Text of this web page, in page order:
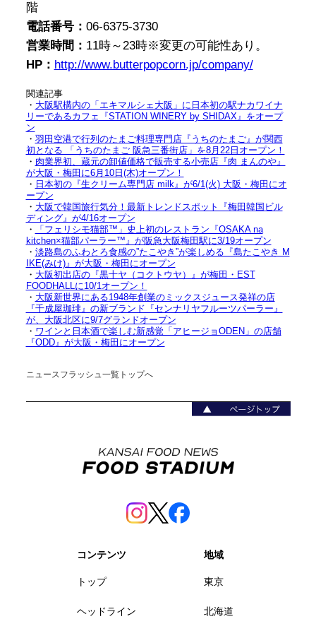
階
電話番号： 06-6375-3730
営業時間： 11時～23時※変更の可能性あり。
HP： http://www.butterpopcorn.jp/company/
関連記事
・ 大阪駅構内の「エキマルシェ大阪」に日本初の駅ナカワイナ
リーであるカフェ『STATION WINERY by SHIDAX』をオープ
ン
・ 羽田空港で行列のたまご料理専門店『うちのたまご』が関西
初となる 「うちのたまご 阪急三番街店」を8月22日オープン！
・ 肉業界初、蔵元の卸値価格で販売する小売店『肉 まんのや』
が大阪・梅田に6月10日(木)オープン！
・ 日本初の『生クリーム専門店 milk』が6/1(火) 大阪・梅田にオ
ープン
・ 大阪で韓国旅行気分！最新トレンドスポット『梅田韓国ビル
ディング』が4/16オープン
・
「フェリシモ猫部™」史上初のレストラン『OSAKA na
kitchen×猫部パーラー™』が阪急大阪梅田駅に3/19オープン
・ 淡路島のふわとろ食感の”たこやき”が楽しめる『島たこやき M
IKE(みけ)』が大阪・梅田にオープン
・ 大阪初出店の『黒十ヤ（コクトウヤ）』が梅田・EST
FOODHALLに10/1オープン！
・ 大阪新世界にある1948年創業のミックスジュース発祥の店
『千成屋珈琲』の新ブランド『センナリヤフルーツパーラー』
が、大阪北区に9/7グランドオープン
・ ワインと日本酒で楽しむ新感覚「アヒージョODEN」の店舗
『ODD』が大阪・梅田にオープン
ニュースフラッシュ一覧トップへ
コンテンツ
トップ
ヘッドライン
地域
東京
北海道